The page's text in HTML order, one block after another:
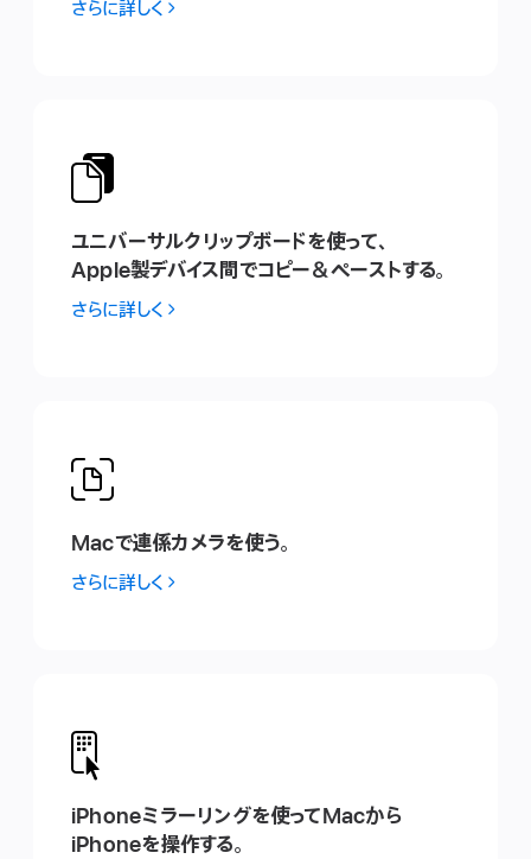
さらに詳しく
ユニバーサルク リ ッ プボ ー ド を使 っ て 、
Apple 製デ バ イ ス 間 でコ ピ ー ＆ペ ー ス トす る 。
さらに詳しく
Macで連係カ メ ラ を使 う 。
さらに詳しく
iPhone ミ ラ ー リ ン グ を使 っ てMac か ら
iPhone を操 作 す る 。